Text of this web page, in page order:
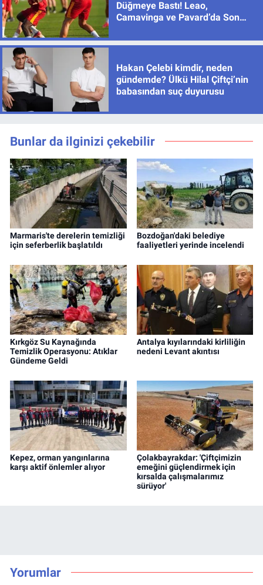
Düğmeye Bastı! Leao,
Camavinga ve Pavard’da Son
Hakan Çelebi kimdir, neden
gündemde? Ülkü Hilal Çiftçi’nin
babasından suç duyurusu
Bunlar da ilginizi çekebilir
Marmaris'te derelerin temizliği
için seferberlik başlatıldı
Bozdoğan'daki belediye
faaliyetleri yerinde incelendi
Kırkgöz Su Kaynağında
Temizlik Operasyonu: Atıklar
Gündeme Geldi
Antalya kıyılarındaki kirliliğin
nedeni Levant akıntısı
Kepez, orman yangınlarına
karşı aktif önlemler alıyor
Çolakbayrakdar: 'Çiftçimizin
emeğini güçlendirmek için
kırsalda çalışmalarımız
sürüyor'
Yorumlar